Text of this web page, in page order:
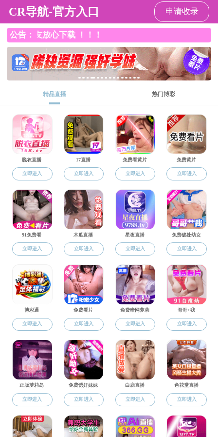
组织架构 法律法规 师
网站51吃瓜网 > 教代会
教代会
组织架构
大会简报
大会议题
相关条例
提案汇总
国土资源与旅游51吃瓜网